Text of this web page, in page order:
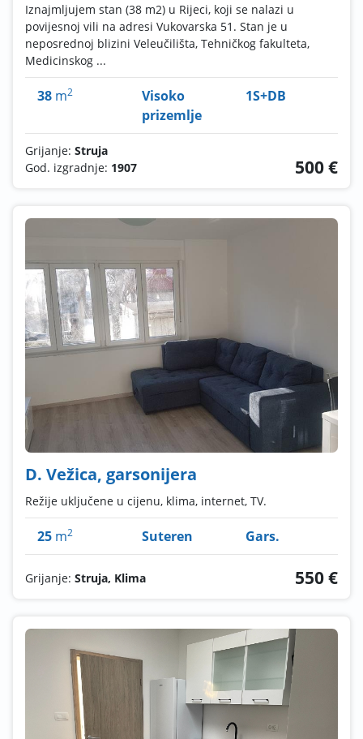
Iznajmljujem stan (38 m2) u Rijeci, koji se nalazi u
povijesnoj vili na adresi Vukovarska 51. Stan je u
neposrednoj blizini Veleučilišta, Tehničkog fakulteta,
Medicinskog ...
38 m2
Visoko
prizemlje
1S+DB
Grijanje: Struja
God. izgradnje: 1907 500 €
D. Vežica, garsonijera
Režije uključene u cijenu, klima, internet, TV.
25 m2 Suteren Gars.
Grijanje: Struja, Klima 550 €